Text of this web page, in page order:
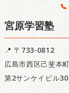
宮原学習塾
📍 〒733-0812
広島市西区己斐本
第2サンケイビル